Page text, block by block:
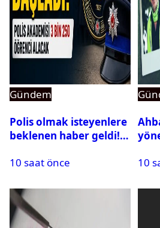
Gündem
Polis olmak isteyenlere
beklenen haber geldi!
10 saat önce
10